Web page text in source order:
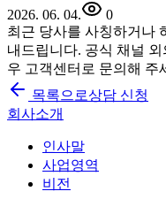
2026. 06. 04.
0
최근 당사를 사칭하거나
내드립니다. 공식 채널
우 고객센터로 문의해 주
목록으로상담 신청
회사소개
인사말
사업영역
비전